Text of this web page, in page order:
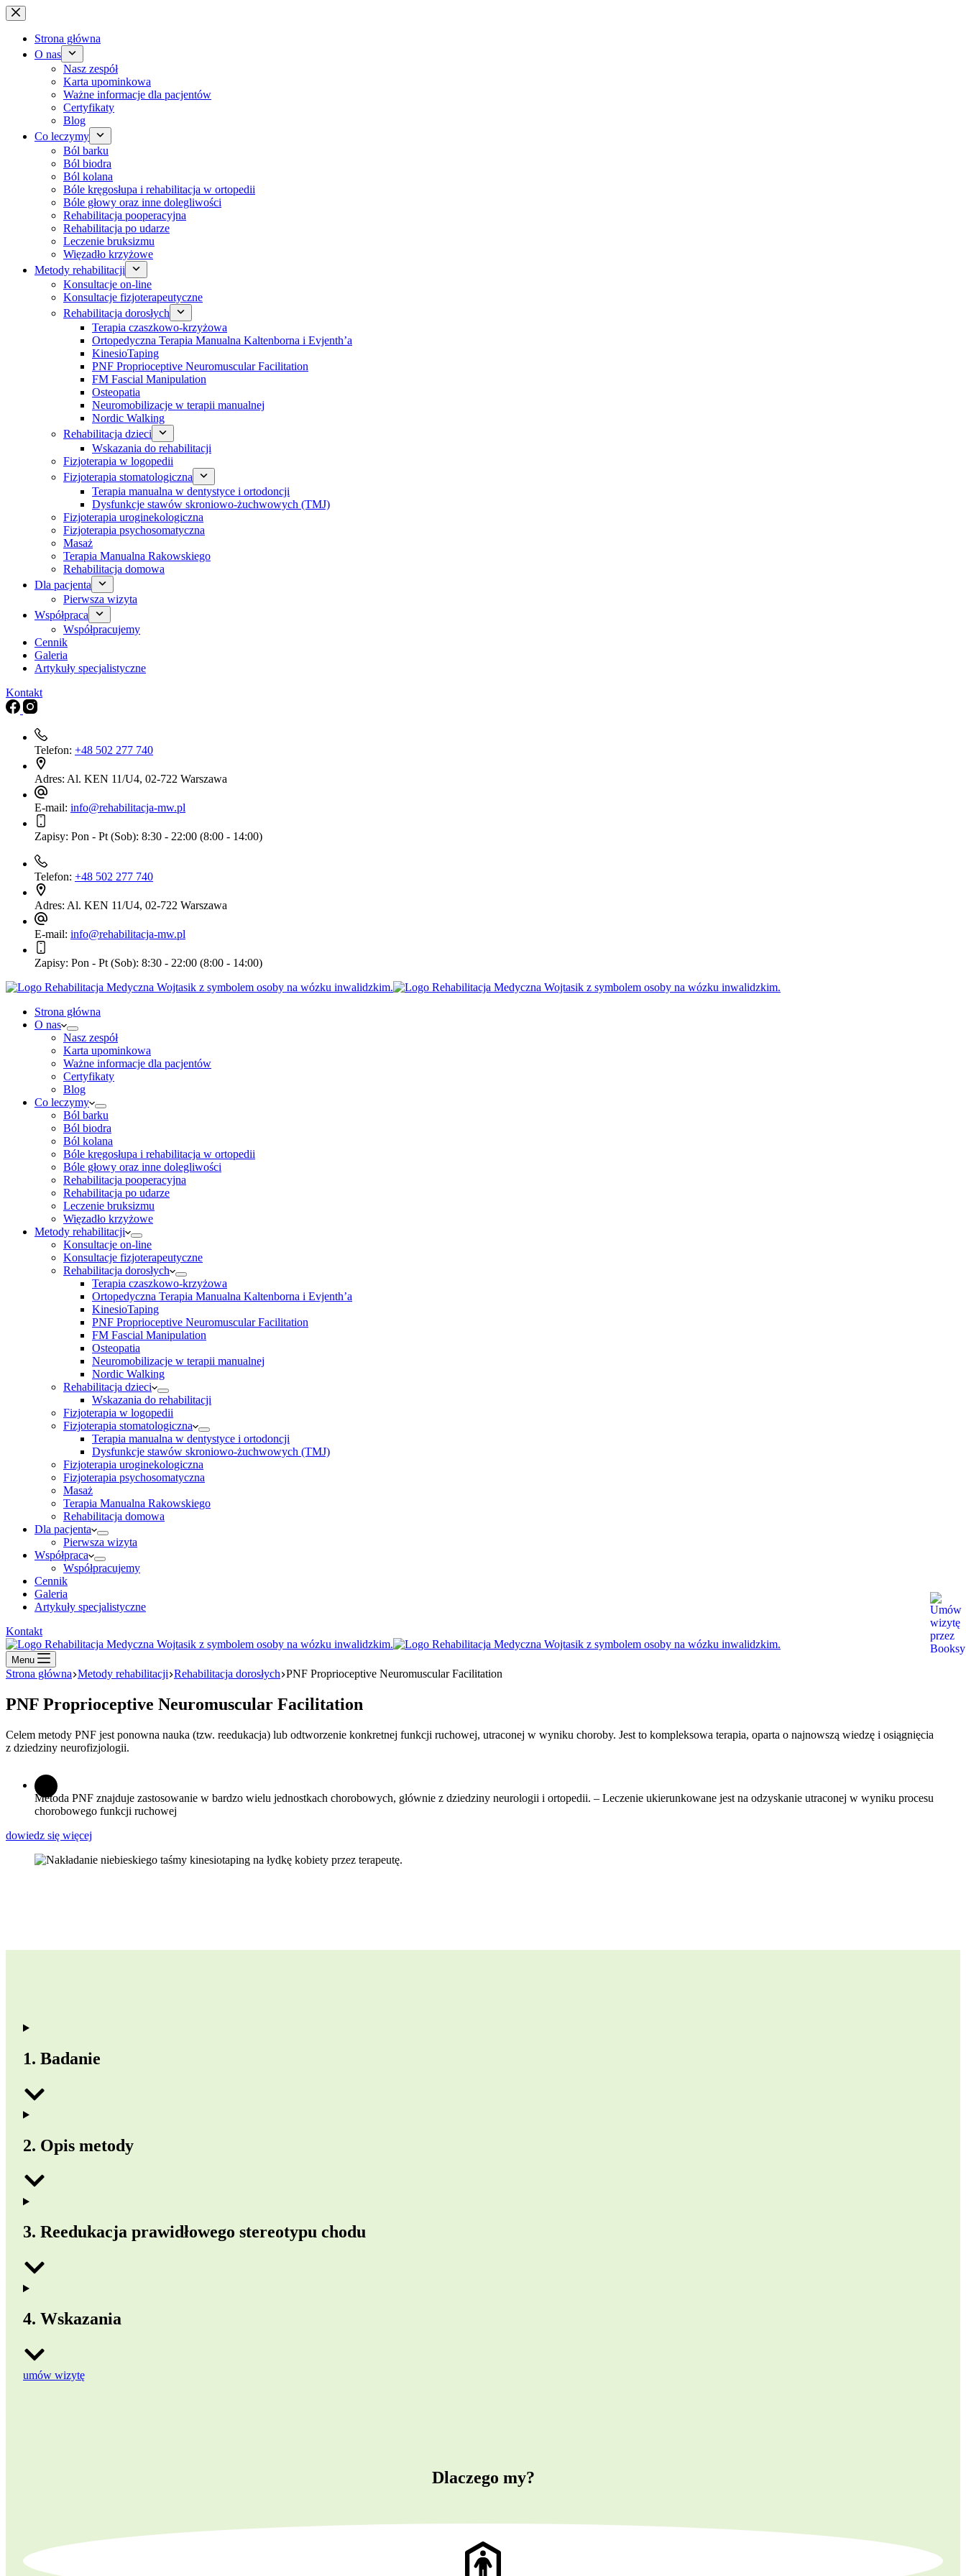
Przejdź
do
treści
Strona główna
O nas
Nasz zespół
Karta upominkowa
Ważne informacje dla pacjentów
Certyfikaty
Blog
Co leczymy
Ból barku
Ból biodra
Ból kolana
Bóle kręgosłupa i rehabilitacja w ortopedii
Bóle głowy oraz inne dolegliwości
Rehabilitacja pooperacyjna
Rehabilitacja po udarze
Leczenie bruksizmu
Więzadło krzyżowe
Metody rehabilitacji
Konsultacje on-line
Konsultacje fizjoterapeutyczne
Rehabilitacja dorosłych
Terapia czaszkowo-krzyżowa
Ortopedyczna Terapia Manualna Kaltenborna i Evjenth’a
KinesioTaping
PNF Proprioceptive Neuromuscular Facilitation
FM Fascial Manipulation
Osteopatia
Neuromobilizacje w terapii manualnej
Nordic Walking
Rehabilitacja dzieci
Wskazania do rehabilitacji
Fizjoterapia w logopedii
Fizjoterapia stomatologiczna
Terapia manualna w dentystyce i ortodoncji
Dysfunkcje stawów skroniowo-żuchwowych (TMJ)
Fizjoterapia uroginekologiczna
Fizjoterapia psychosomatyczna
Masaż
Terapia Manualna Rakowskiego
Rehabilitacja domowa
Dla pacjenta
Pierwsza wizyta
Współpraca
Współpracujemy
Cennik
Galeria
Artykuły specjalistyczne
Kontakt
Telefon: +48 502 277 740
Adres: Al. KEN 11/U4, 02-722 Warszawa
E-mail: info@rehabilitacja-mw.pl
Zapisy: Pon - Pt (Sob): 8:30 - 22:00 (8:00 - 14:00)
Telefon: +48 502 277 740
Adres: Al. KEN 11/U4, 02-722 Warszawa
E-mail: info@rehabilitacja-mw.pl
Zapisy: Pon - Pt (Sob): 8:30 - 22:00 (8:00 - 14:00)
Strona główna
O nas
Nasz zespół
Karta upominkowa
Ważne informacje dla pacjentów
Certyfikaty
Blog
Co leczymy
Ból barku
Ból biodra
Ból kolana
Bóle kręgosłupa i rehabilitacja w ortopedii
Bóle głowy oraz inne dolegliwości
Rehabilitacja pooperacyjna
Rehabilitacja po udarze
Leczenie bruksizmu
Więzadło krzyżowe
Metody rehabilitacji
Konsultacje on-line
Konsultacje fizjoterapeutyczne
Rehabilitacja dorosłych
Terapia czaszkowo-krzyżowa
Ortopedyczna Terapia Manualna Kaltenborna i Evjenth’a
KinesioTaping
PNF Proprioceptive Neuromuscular Facilitation
FM Fascial Manipulation
Osteopatia
Neuromobilizacje w terapii manualnej
Nordic Walking
Rehabilitacja dzieci
Wskazania do rehabilitacji
Fizjoterapia w logopedii
Fizjoterapia stomatologiczna
Terapia manualna w dentystyce i ortodoncji
Dysfunkcje stawów skroniowo-żuchwowych (TMJ)
Fizjoterapia uroginekologiczna
Fizjoterapia psychosomatyczna
Masaż
Terapia Manualna Rakowskiego
Rehabilitacja domowa
Dla pacjenta
Pierwsza wizyta
Współpraca
Współpracujemy
Cennik
Galeria
Artykuły specjalistyczne
Kontakt
Menu
Strona główna Metody rehabilitacji Rehabilitacja dorosłych PNF Proprioceptive Neuromuscular Facilitation
PNF Proprioceptive Neuromuscular Facilitation
Celem metody PNF jest ponowna nauka (tzw. reedukacja) lub odtworzenie konkretnej funkcji ruchowej, utraconej w wyniku choroby. Jest to kompleksowa terapia, oparta o najnowszą wiedzę i osiągnięcia
z dziedziny neurofizjologii.
Metoda PNF znajduje zastosowanie w bardzo wielu jednostkach chorobowych, głównie z dziedziny neurologii i ortopedii. – Leczenie ukierunkowane jest na odzyskanie utraconej w wyniku procesu
chorobowego funkcji ruchowej
dowiedz się więcej
1. Badanie
2. Opis metody
3. Reedukacja prawidłowego stereotypu chodu
4. Wskazania
umów wizytę
Dlaczego my?